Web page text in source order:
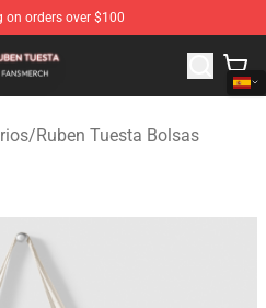
on orders over $100
Ruben Tuesta Merchandise
/Ruben Tuesta Bolsas